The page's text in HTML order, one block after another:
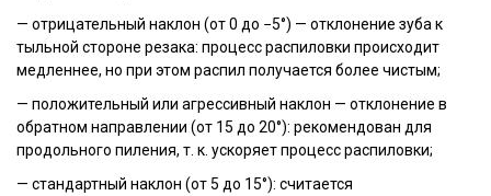
— отрицательный наклон (от 0 до −5°) — отклонение зуба к
тыльной стороне резака: процесс распиловки происходит
медленнее, но при этом распил получается более чистым;
— положительный или агрессивный наклон — отклонение в
обратном направлении (от 15 до 20°): рекомендован для
продольного пиления, т. к. ускоряет процесс распиловки;
— стандартный наклон (от 5 до 15°): считается